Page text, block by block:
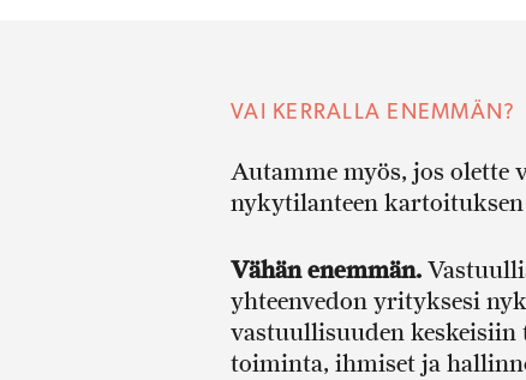
VAI KERRALLA ENEMMÄN?
Autamme myös, jos olette
nykytilanteen kartoituksen
Vähän enemmän.
yhteenvedon yrityksesi
vastuullisuuden keskeisiin
toiminta, ihmiset ja